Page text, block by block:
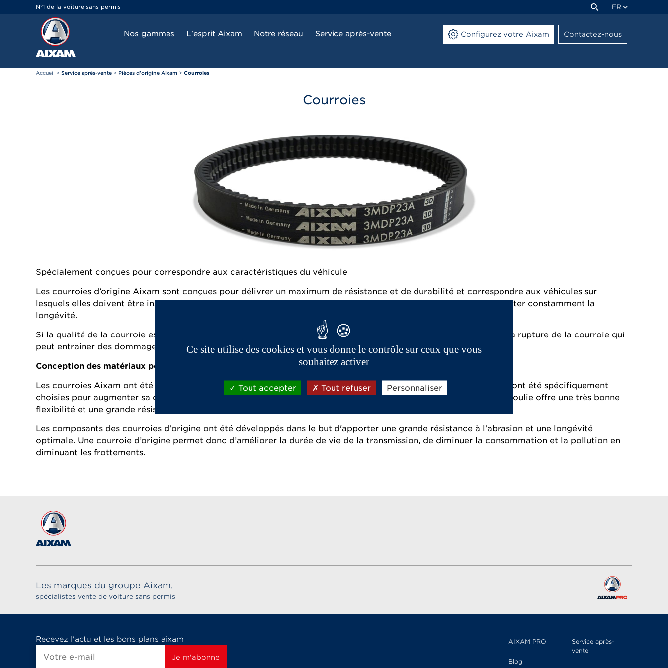
N°1 de la voiture sans permis FR
Nos gammes L'esprit Aixam Notre réseau Service après-vente Configurez votre Aixam Contactez-nous
Accueil > Service après-vente > Pièces d'origine Aixam > Courroies
Courroies
Spécialement conçues pour correspondre aux caractéristiques du véhicule
Les courroies d’origine Aixam sont conçues pour délivrer un maximum de résistance et de durabilité et correspondre aux véhicules sur
lesquels elles doivent être installées. Elles utilisent les meilleurs matériaux disponibles sur le marché afin d’augmenter constamment la
longévité.
Si la qualité de la courroie est inférieure à celle d’origine, cela peut avoir des conséquences importantes, comme la rupture de la courroie qui
peut entrainer des dommages sur tout le système de transmission.
Conception des matériaux pour une longévité accrue :
Les courroies Aixam ont été soumises à des tests approfondis, le matériau, la longueur et la largeur de la courroie ont été spécifiquement
choisies pour augmenter sa durée de vie. Le faible bord d’attaque de la courroie en combinaison avec une petite poulie offre une très bonne
flexibilité et une grande résistance à la température.
Les composants des courroies d'origine ont été développés dans le but d'apporter une grande résistance à l'abrasion et une longévité
optimale. Une courroie d’origine permet donc d’améliorer la durée de vie de la transmission, de diminuer la consommation et la pollution en
diminuant les frottements.
Les marques du groupe Aixam,
spécialistes vente de voiture sans permis
Recevez l'actu et les bons plans aixam AIXAM PRO
Service après-
vente
Blog
Panneau de gestion des cookies
Ce site utilise des cookies et vous donne le contrôle sur ceux que vous
souhaitez activer
Tout accepter Tout refuser Personnaliser